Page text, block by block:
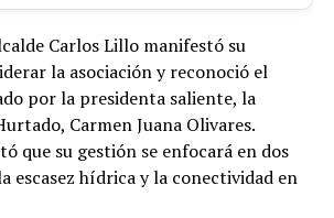
Carlos Lillo manifestó su
la asociación y reconoció el
por la presidenta saliente, la
Carmen Juana Olivares.
que su gestión se enfocará en dos
escasez hídrica y la conectividad en